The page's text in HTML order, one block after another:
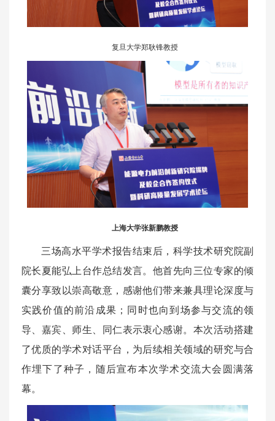
复旦大学郑耿锋教授
上海大学张新鹏教授
三场高水平学术报告结束后，科学技术研究院副
院长夏能弘上台作总结发言。他首先向三位专家的倾
囊分享致以崇高敬意，感谢他们带来兼具理论深度与
实践价值的前沿成果；同时也向到场参与交流的领
导、嘉宾、师生、同仁表示衷心感谢。本次活动搭建
了优质的学术对话平台，为后续相关领域的研究与合
作埋下了种子，随后宣布本次学术交流大会圆满落
幕。